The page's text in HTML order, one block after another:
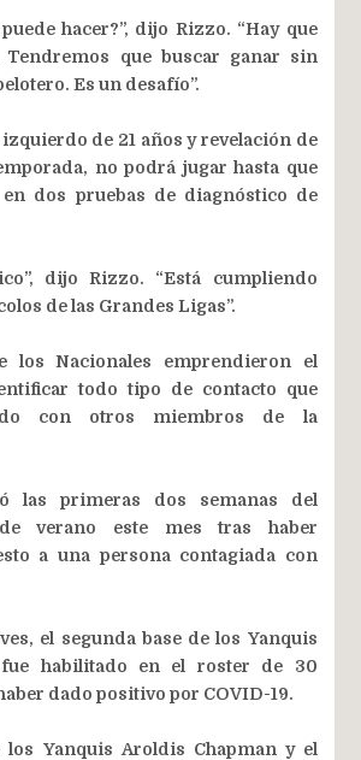
hacer?”, dijo Rizzo. “Hay que
Tendremos que buscar ganar sin
Es un desafío”.
de 21 años y revelación de
no podrá jugar hasta que
en dos pruebas de diagnóstico de
dijo Rizzo. “Está cumpliendo
de las Grandes Ligas”.
los Nacionales emprendieron el
todo tipo de contacto que
con otros miembros de la
las primeras dos semanas del
de verano este mes tras haber
a una persona contagiada con
el segunda base de los Yanquis
habilitado en el roster de 30
dado positivo por COVID-19.
Yanquis Aroldis Chapman y el